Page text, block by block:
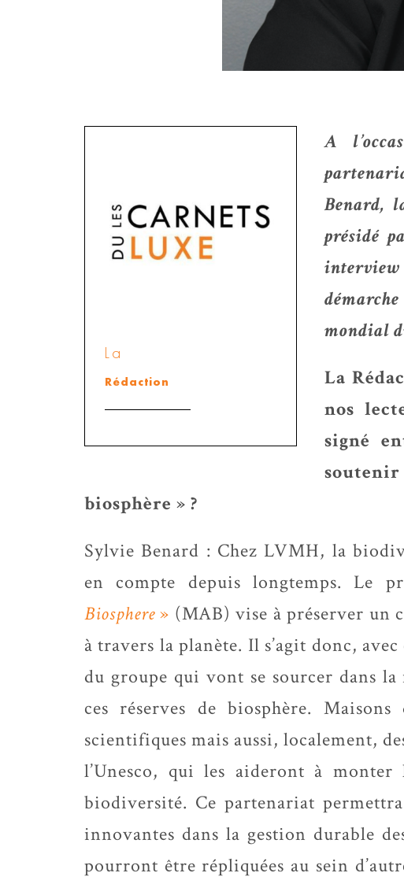
La
Rédaction
A
Benard,
présidé
mondial
La
nos
signé
biosphère » ?
Sylvie Benard : Chez LVMH, la
en compte depuis longtemps. Le
Biosphere» (MAB) vise à préserver un
à travers la planète. Il s’agit donc,
du groupe qui vont se sourcer dans
ces réserves de biosphère.
scientifiques mais aussi, localement,
l’Unesco, qui les aideront à
biodiversité. Ce partenariat
innovantes dans la gestion durable
pourront être répliquées au sein